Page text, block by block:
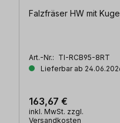
Falzfräser HW mit
Art.-Nr.: TI-RCB95-8RT
Lieferbar ab
163,67 €
inkl. MwSt. zzgl.
Versandkosten